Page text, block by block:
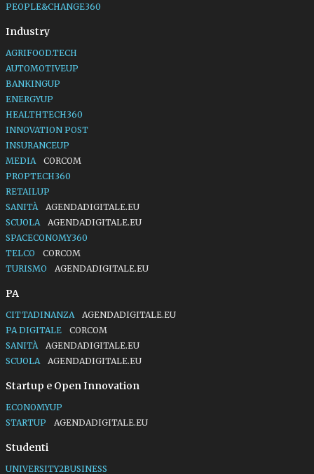
PEOPLE&CHANGE360
Industry
AGRIFOOD.TECH
AUTOMOTIVEUP
BANKINGUP
ENERGYUP
HEALTHTECH360
INNOVATION POST
INSURANCEUP
MEDIA
CORCOM
PROPTECH360
RETAILUP
SANITÀ
AGENDADIGITALE.EU
SCUOLA
AGENDADIGITALE.EU
SPACECONOMY360
TELCO
CORCOM
TURISMO
AGENDADIGITALE.EU
PA
CITTADINANZA
AGENDADIGITALE.EU
PA DIGITALE
CORCOM
SANITÀ
AGENDADIGITALE.EU
SCUOLA
AGENDADIGITALE.EU
Startup e Open Innovation
ECONOMYUP
STARTUP
AGENDADIGITALE.EU
Studenti
UNIVERSITY2BUSINESS